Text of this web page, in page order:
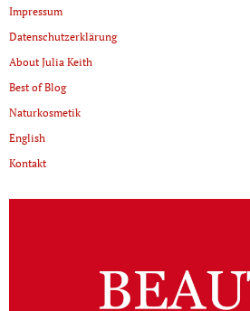
Impressum
Datenschutzerklärung
About Julia Keith
Best of Blog
Naturkosmetik
English
Kontakt